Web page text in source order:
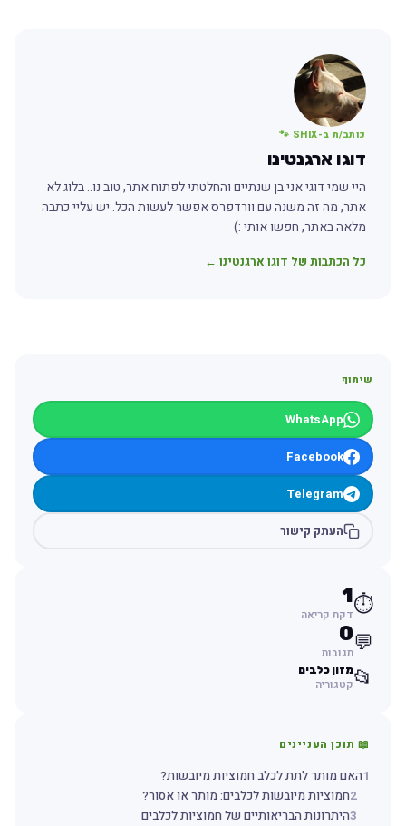
כותב/ת ב-SHIX 🐾
דוגו ארגנטינו
היי שמי דוגי אני בן שנתיים והחלטתי לפתוח אתר, טוב נו.. בלוג לא
אתר, מה זה משנה עם וורדפרס אפשר לעשות הכל. יש עליי כתבה
מלאה באתר, חפשו אותי :)
כל הכתבות של דוגו ארגנטינו ←
שיתוף
WhatsApp
Facebook
Telegram
העתק קישור
⏱️
1
דקת קריאה
💬
0
תגובות
📂מזון כלבים
קטגוריה
📖 תוכן העניינים
האם מותר לתת לכלב חמוציות מיובשות?
2חמוציות מיובשות לכלבים: מותר או אסור?
היתרונות הבריאותיים של חמוציות לכלבים